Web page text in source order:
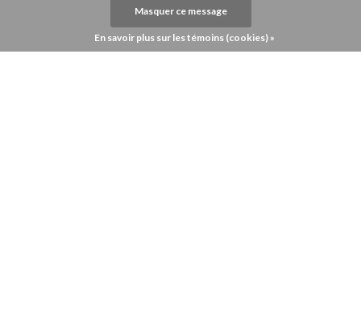
Masquer ce message
En savoir plus sur les témoins (cookies) »